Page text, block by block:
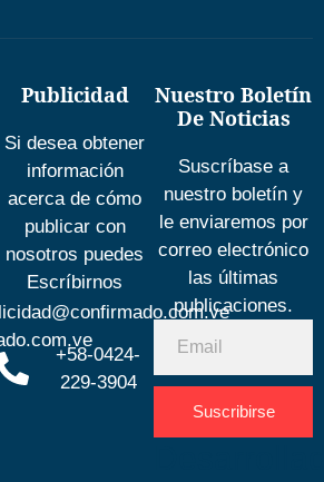
Publicidad
Si desea obtener
información
acerca de cómo
publicar con
nosotros puedes
Escríbirnos
+58-0424-
229-3904
Nuestro Boletín
De Noticias
Suscríbase a
nuestro boletín y
le enviaremos por
correo electrónico
las últimas
publicaciones.
Suscribirse